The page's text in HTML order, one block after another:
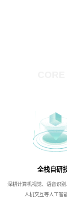
全栈自研
深耕计算机视觉、语音识别
人机交互等人工智